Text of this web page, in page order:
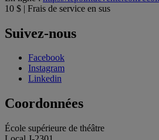
10 $ | Frais de service en sus
Suivez-nous
Facebook
Instagram
Linkedin
Coordonnées
École supérieure de théâtre